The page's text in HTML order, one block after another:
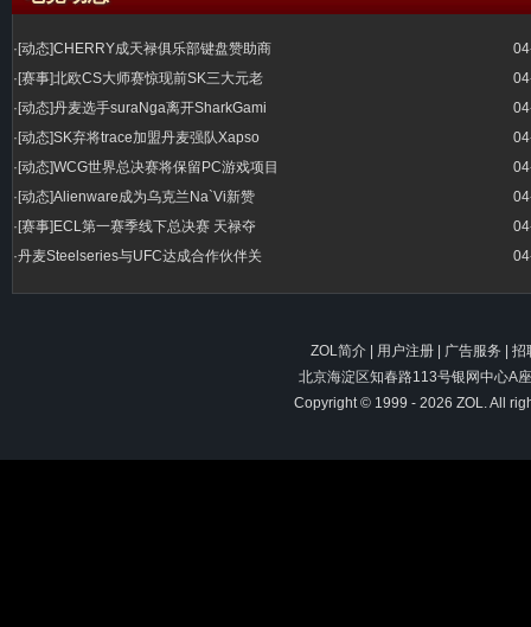
· [动态]CHERRY成天禄俱乐部键盘赞助商
· [赛事]北欧CS大师赛惊现前SK三大元老
· [动态]丹麦选手suraNga离开SharkGami
· [动态]SK弃将trace加盟丹麦强队Xapso
· [动态]WCG世界总决赛将保留PC游戏项目
· [动态]Alienware成为乌克兰Na`Vi新赞
· [赛事]ECL第一赛季线下总决赛 天禄夺
·丹麦Steelseries与UFC达成合作伙伴关
ZOL简介 用户注册 广告服务 |招
北京海淀区知春路113号银网中心A
Copyright © 1999 - 2026 ZOL. All